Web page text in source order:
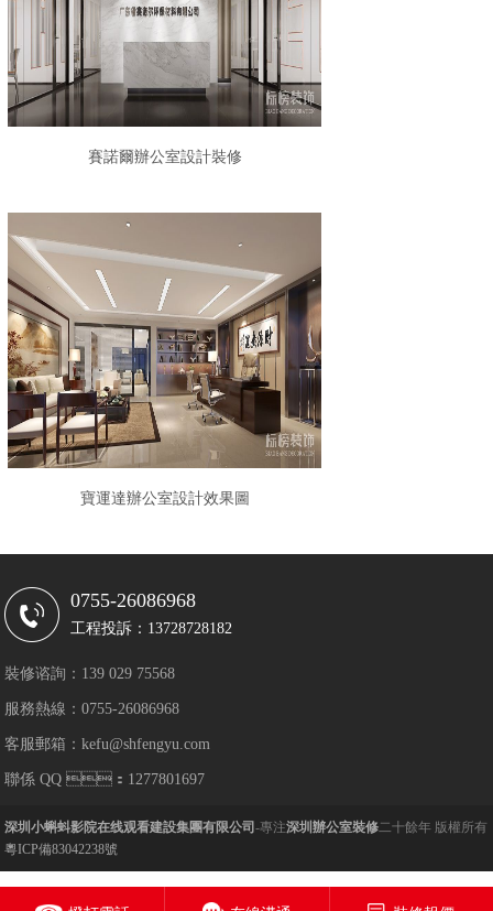
賽諾爾辦公室設計裝修
寶運達辦公室設計效果圖
0755-26086968
工程投訴：13728728182
裝修谘詢：139 029 75568
服務熱線：0755-26086968
客服郵箱：kefu@shfengyu.com
聯係 QQ ：1277801697
深圳小蝌蚪影院在线观看建設集團有限公司-專注深圳辦公室裝修二十餘年 版權所有
粵ICP備83042238號